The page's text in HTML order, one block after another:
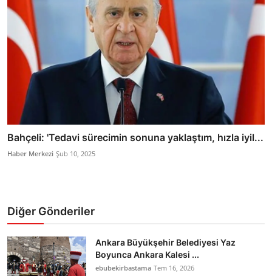
Bahçeli: 'Tedavi sürecimin sonuna yaklaştım, hızla iyil...
Haber Merkezi Şub 10, 2025
Diğer Gönderiler
Ankara Büyükşehir Belediyesi Yaz
Boyunca Ankara Kalesi ...
ebubekirbastama Tem 16, 2026